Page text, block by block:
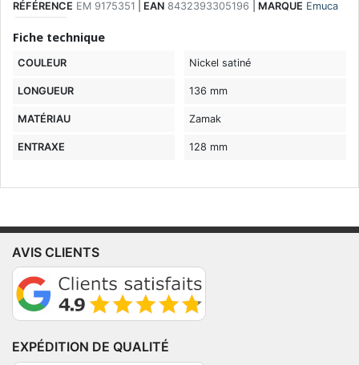
RÉFÉRENCE EM 9175351 EAN 8432393305196 MARQUE Emuca
Fiche technique
COULEUR Nickel satiné
LONGUEUR 136 mm
MATÉRIAU Zamak
ENTRAXE 128 mm
AVIS CLIENTS
EXPÉDITION DE QUALITÉ